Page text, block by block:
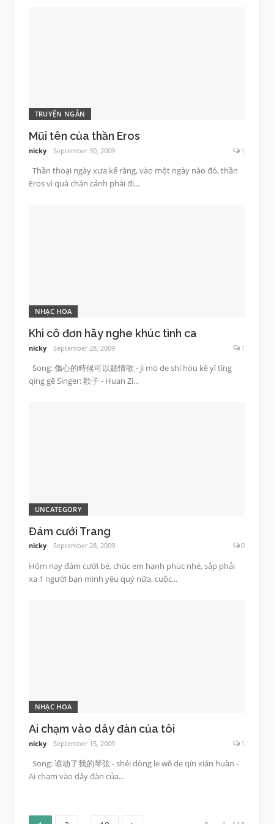
TRUYỆN NGẮN
Mũi tên của thần Eros
nicky September 30, 2009 1
Thần thoại ngày xưa kể rằng, vào một ngày nào đó, thần
Eros vì quá chán cảnh phải đi...
NHẠC HOA
Khi cô đơn hãy nghe khúc tình ca
nicky September 28, 2009 1
Song: 傷心的時候可以聽情歌 - jì mò de shí hòu kě yǐ tīng
qíng gē Singer: 歡子 - Huan Zi...
UNCATEGORY
Đám cưới Trang
nicky September 28, 2009 0
Hôm nay đám cưới bé, chúc em hạnh phúc nhé, sắp phải
xa 1 người bạn mình yêu quý nữa, cuộc...
NHẠC HOA
Ai chạm vào dây đàn của tôi
nicky September 15, 2009 1
Song: 谁动了我的琴弦 - shéi dòng le wǒ de qín xián huàn -
Ai chạm vào dây đàn của...
Page Page Page